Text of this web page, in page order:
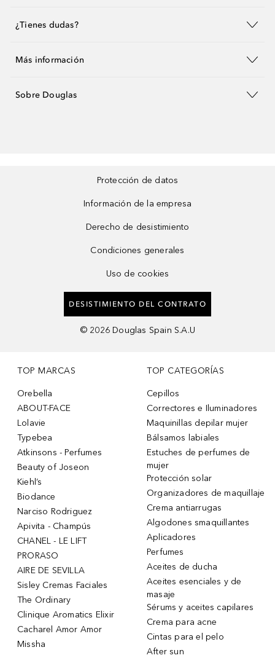
¿Tienes dudas?
Más información
Sobre Douglas
Protección de datos
Información de la empresa
Derecho de desistimiento
Condiciones generales
Uso de cookies
DESISTIMIENTO DEL CONTRATO
© 2026 Douglas Spain S.A.U
TOP MARCAS
Orebella
ABOUT-FACE
Lolavie
Typebea
Atkinsons - Perfumes
Beauty of Joseon
Kiehl’s
Biodance
Narciso Rodriguez
Apivita - Champús
CHANEL - LE LIFT
PRORASO
AIRE DE SEVILLA
Sisley Cremas Faciales
The Ordinary
Clinique Aromatics Elixir
Cacharel Amor Amor
Missha
TOP CATEGORÍAS
Cepillos
Correctores e Iluminadores
Maquinillas depilar mujer
Bálsamos labiales
Estuches de perfumes de
mujer
Protección solar
Organizadores de maquillaje
Crema antiarrugas
Algodones smaquillantes
Aplicadores
Perfumes
Aceites de ducha
Aceites esenciales y de
masaje
Sérums y aceites capilares
Crema para acne
Cintas para el pelo
After sun